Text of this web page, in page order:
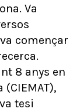
Va
començar
8 anys en
tesi